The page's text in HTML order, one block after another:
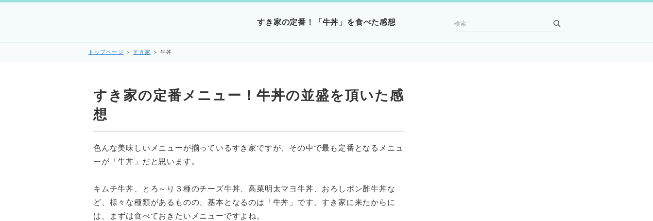
すき家の定番！「牛丼」を食べた感想
トップページ ＞すき家 ＞ 牛丼
すき家の定番メニュー！牛丼の並盛を頂いた感
想
色んな美味しいメニューが揃っているすき家ですが、その中で最も定番となるメニュ
ーが「牛丼」だと思います。
キムチ牛丼、とろ～り３種のチーズ牛丼、高菜明太マヨ牛丼、おろしポン酢牛丼な
ど、様々な種類があるものの、基本となるのは「牛丼」です。すき家に来たからに
は、まずは食べておきたいメニューですよね。